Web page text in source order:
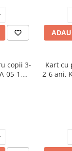
copii 3-
05-1,
Kart cu
2-6 ani,